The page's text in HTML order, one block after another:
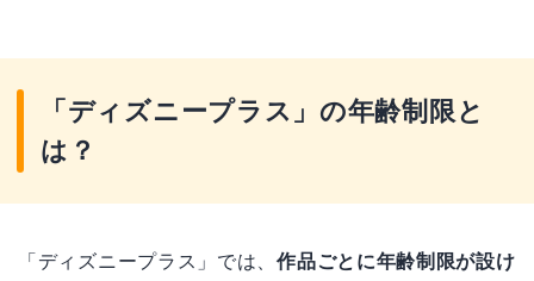
ジュニアモードの解除方法
プロフィールはいくつ作れるの？
「ディズニープラス」の年齢制限と
は？
「ディズニープラス」では、作品ごとに年齢制限が設け